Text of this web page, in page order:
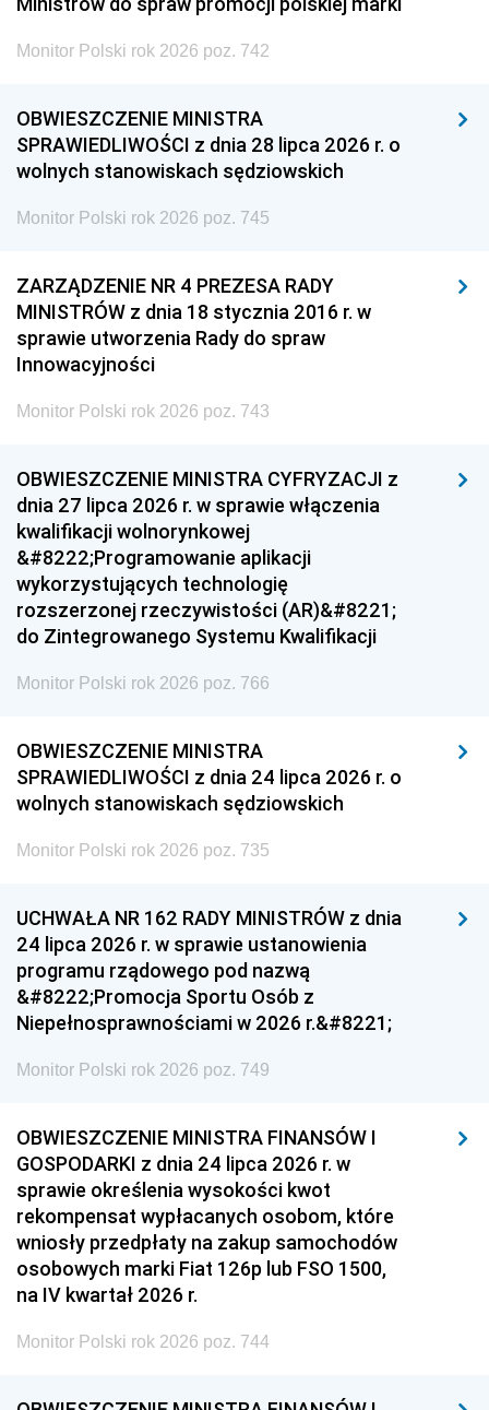
Monitor Polski rok 2026 poz. 742
OBWIESZCZENIE MINISTRA
SPRAWIEDLIWOŚCI z dnia 28 lipca 2026 r. o
wolnych stanowiskach sędziowskich
Monitor Polski rok 2026 poz. 745
ZARZĄDZENIE NR 4 PREZESA RADY
MINISTRÓW z dnia 18 stycznia 2016 r. w
sprawie utworzenia Rady do spraw
Innowacyjności
Monitor Polski rok 2026 poz. 743
OBWIESZCZENIE MINISTRA CYFRYZACJI z
dnia 27 lipca 2026 r. w sprawie włączenia
kwalifikacji wolnorynkowej
&#8222;Programowanie aplikacji
wykorzystujących technologię
rozszerzonej rzeczywistości (AR)&#8221;
do Zintegrowanego Systemu Kwalifikacji
Monitor Polski rok 2026 poz. 766
OBWIESZCZENIE MINISTRA
SPRAWIEDLIWOŚCI z dnia 24 lipca 2026 r. o
wolnych stanowiskach sędziowskich
Monitor Polski rok 2026 poz. 735
UCHWAŁA NR 162 RADY MINISTRÓW z dnia
24 lipca 2026 r. w sprawie ustanowienia
programu rządowego pod nazwą
&#8222;Promocja Sportu Osób z
Niepełnosprawnościami w 2026 r.&#8221;
Monitor Polski rok 2026 poz. 749
OBWIESZCZENIE MINISTRA FINANSÓW I
GOSPODARKI z dnia 24 lipca 2026 r. w
sprawie określenia wysokości kwot
rekompensat wypłacanych osobom, które
wniosły przedpłaty na zakup samochodów
osobowych marki Fiat 126p lub FSO 1500,
na IV kwartał 2026 r.
Monitor Polski rok 2026 poz. 744